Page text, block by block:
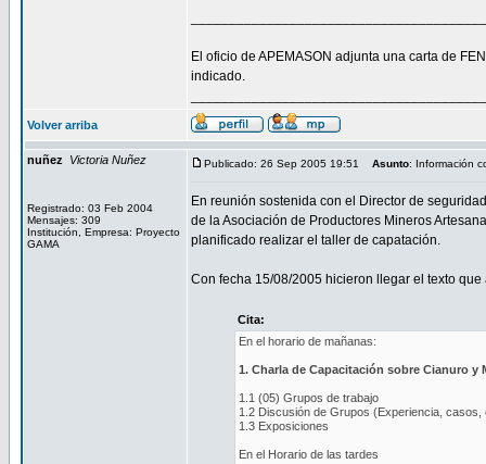
El oficio de APEMASON adjunta una carta de
indicado.
Volver arriba
nuñez Victoria Nuñez
Registrado: 03 Feb 2004
Mensajes: 309
Institución, Empresa: Proyecto
GAMA
Publicado: 26 Sep 2005 19:51 Asunto: Información
En reunión sostenida con el Director de
de la Asociación de Productores Mineros
planificado realizar el taller de capatación.
Con fecha 15/08/2005 hicieron llegar el texto
Cita:
En el horario de mañanas:
1. Charla de Capacitación sobre Cianuro y
1.1 (05) Grupos de trabajo
1.2 Discusión de Grupos (Experiencia, casos,
1.3 Exposiciones
En el Horario de las tardes